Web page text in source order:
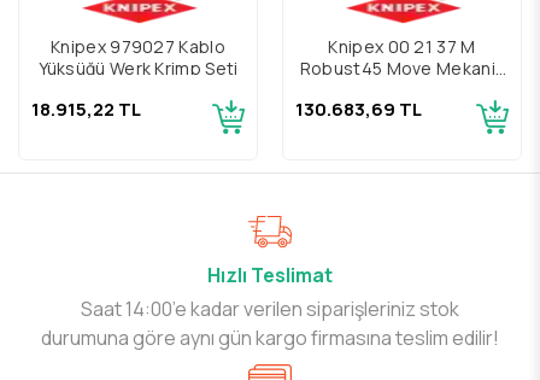
Knipex 979027 Kablo
Yüksüğü Werk Krimp Seti
18.915,22 TL
Knipex 00 21 37 M
Robust45 Move Mekanik
130.683,69 TL
Hızlı Teslimat
Saat 14:00’e kadar verilen siparişleriniz stok
durumuna göre aynı gün kargo firmasına teslim edilir!